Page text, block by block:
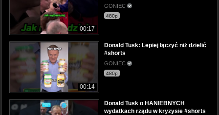
00:17
GONIEC
480p
00:14
Donald Tusk: Lepiej łączyć niż dzielić
#shorts
GONIEC
480p
Donald Tusk o HANIEBNYCH
wydatkach rządu w kryzysie #shorts